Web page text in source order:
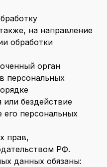
на направление
обработки
орган
персональных
бездействие
его персональных
прав,
РФ.
данных обязаны: